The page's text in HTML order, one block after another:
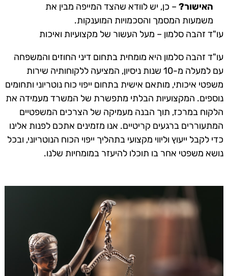
האישור?– כן, יש לוודא שהצד המייפה מבין את
משמעות המסמך והסכמויות המוענקות.
עו"ד זהבה סלמון – מעל העשור של מקצועיות ואיכות
עו"ד זהבה סלמון היא מומחית בתחום דיני החוזים והמשפחה
עם למעלה מ-10 שנות ניסיון, המציעה ללקוחותיה שירות
משפטי איכותי, מותאם אישית בתחום ייפוי כוח נוטריוני ותחומים
נוספים. המקצועיות הבלתי מתפשרת של המשרד מעמידה את
הלקוח במרכז, תוך הבנה מעמיקה של הצרכים המשפטיים
המתעוררים ברגעים קריטיים. אנו מזמינים אתכם לפנות אלינו
כדי לקבל ייעוץ וליווי מקצועי בתהליך ייפוי הכוח הנוטריוני, ובכל
נושא משפטי אחר בו תוכלו להיעזר במומחיות שלנו.